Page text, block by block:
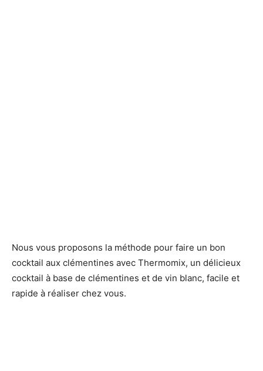
Nous vous proposons la méthode pour faire un bon
cocktail aux clémentines avec Thermomix, un délicieux
cocktail à base de clémentines et de vin blanc, facile et
rapide à réaliser chez vous.